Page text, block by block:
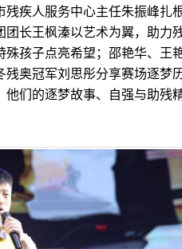
疾人服务中心主任朱振峰扎
长王枫溱以艺术为翼，助力
孩子点亮希望；邵艳华、王
奥冠军刘思彤分享赛场逐梦
们的逐梦故事、自强与助残